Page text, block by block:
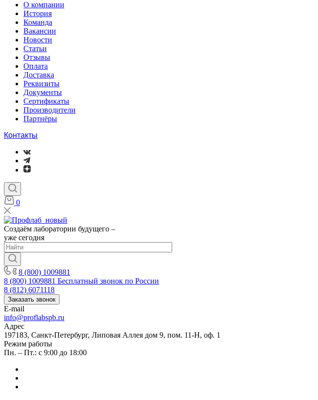
О компании
История
Команда
Вакансии
Новости
Статьи
Отзывы
Оплата
Доставка
Реквизиты
Документы
Сертификаты
Производители
Партнёры
Контакты
0
Создаём лаборатории будущего –
уже сегодня
8 (800) 1009881
8 (800) 1009881 Бесплатный звонок по России
8 (812) 6071118
Заказать звонок
E-mail
info@proflabspb.ru
Адрес
197183, Санкт-Петербург, Липовая Аллея дом 9, пом. 11-Н, оф. 1
Режим работы
Пн. – Пт.: с 9:00 до 18:00